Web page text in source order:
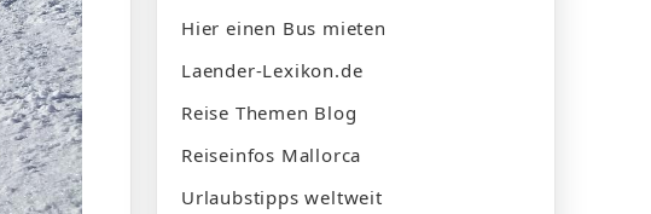
Hier einen Bus mieten
Laender-Lexikon.de
Reise Themen Blog
Reiseinfos Mallorca
Urlaubstipps weltweit